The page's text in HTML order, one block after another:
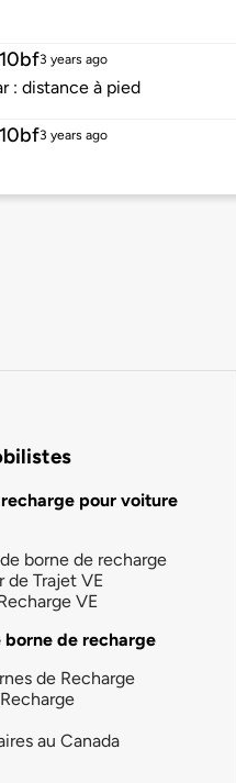
3 years ago
: distance à pied
3 years ago
pour voiture
borne de recharge
de Trajet VE
VE
borne de recharge
de Recharge
au Canada